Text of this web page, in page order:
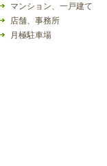
マンション、一戸建て
店舗、事務所
月極駐車場